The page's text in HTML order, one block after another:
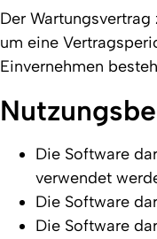
Der
um eine
Einvernehmen
Die Software
verwendet
Die Software
Die Software